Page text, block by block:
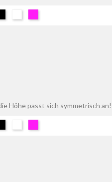
Höhe passt sich symmetrisch an!